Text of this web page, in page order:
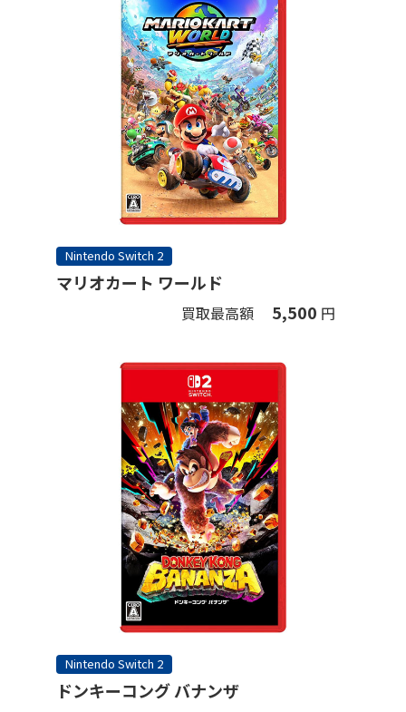
Nintendo Switch 2
マリオカート ワールド
買取最高額 5,500 円
Nintendo Switch 2
ドンキーコング バナンザ